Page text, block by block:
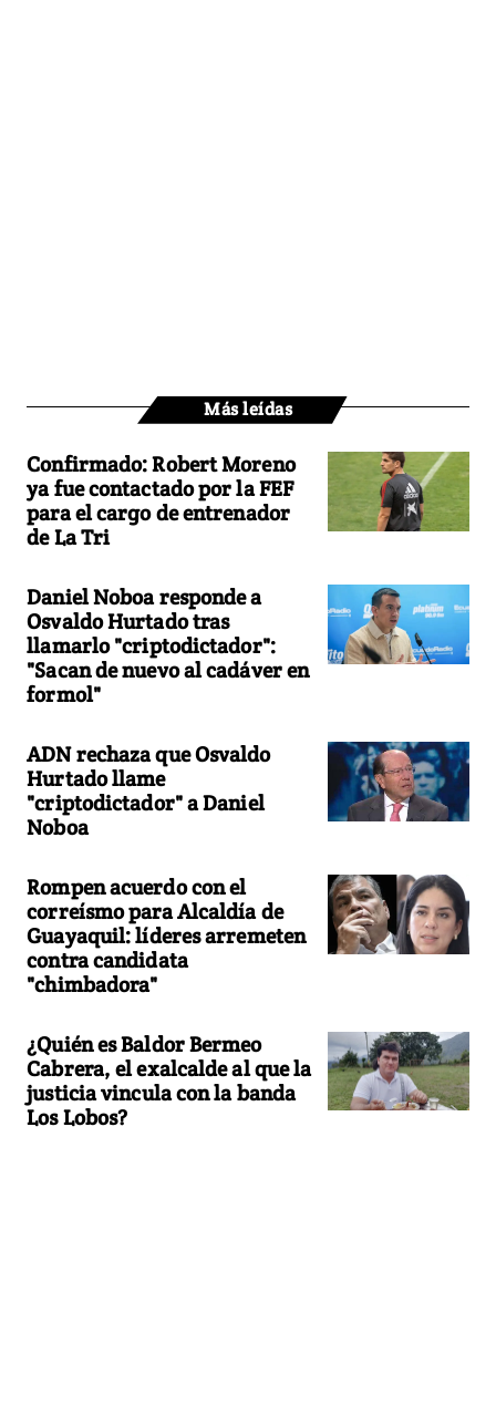
Más leídas
Confirmado: Robert Moreno
ya fue contactado por la FEF
para el cargo de entrenador
de La Tri
Daniel Noboa responde a
Osvaldo Hurtado tras
llamarlo "criptodictador":
"Sacan de nuevo al cadáver en
formol"
ADN rechaza que Osvaldo
Hurtado llame
"criptodictador" a Daniel
Noboa
Rompen acuerdo con el
correísmo para Alcaldía de
Guayaquil: líderes arremeten
contra candidata
"chimbadora"
¿Quién es Baldor Bermeo
Cabrera, el exalcalde al que la
justicia vincula con la banda
Los Lobos?